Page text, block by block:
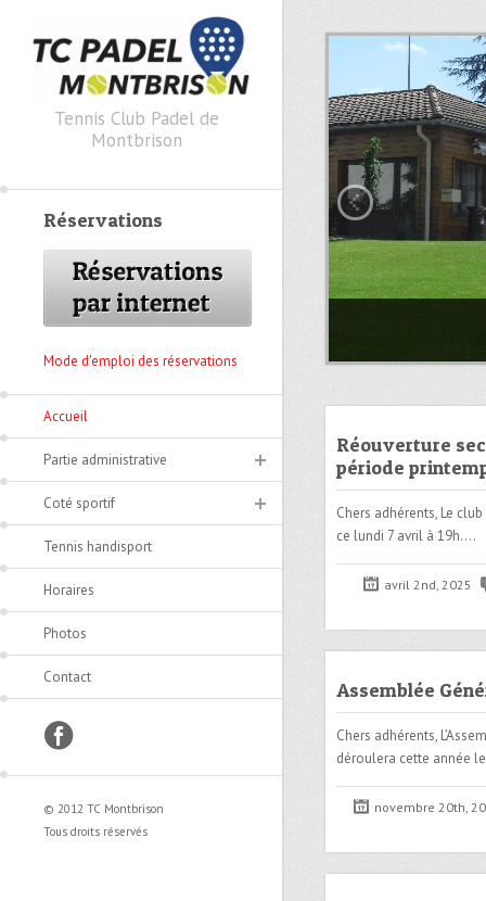
Réouverture
période
Chers adhérents, Le
ce lundi 7 avril à 19h.…
avril 2nd, 2025
Assemblée
Chers adhérents,
déroulera cette année
novembre 20th,
Tennis Club Padel de
Montbrison
Réservations
Mode d'emploi des réservations
Accueil
Partie administrative
Coté sportif
Tennis handisport
Horaires
Photos
Contact
facebook
© 2012 TC Montbrison
Tous droits réservés